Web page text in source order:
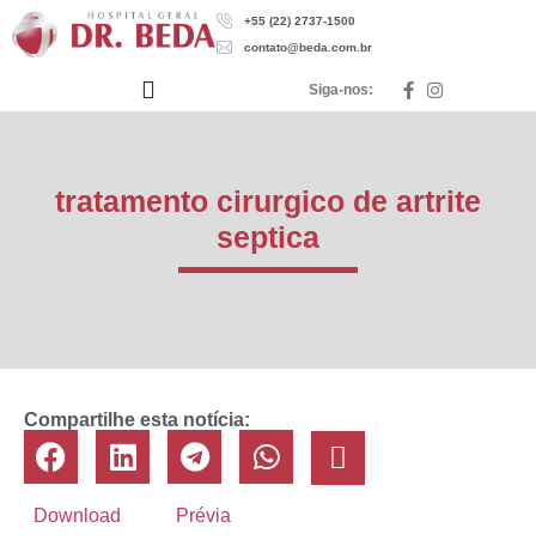
+55 (22) 2737-1500
contato@beda.com.br
Siga-nos:
tratamento cirurgico de artrite
septica
Download Prévia
Compartilhe esta notícia: